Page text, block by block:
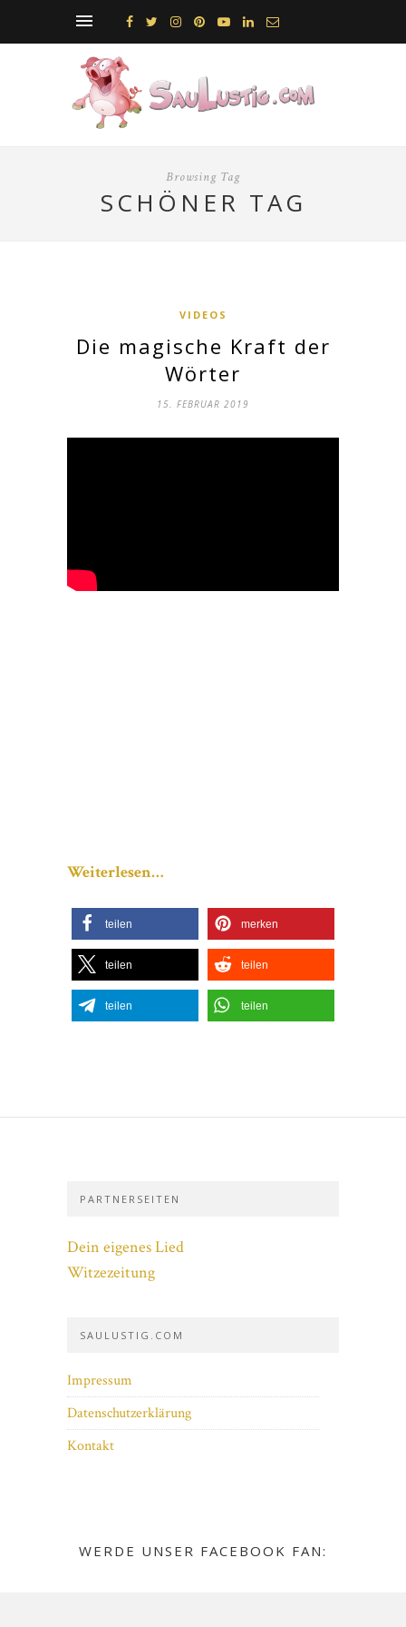
Browsing Tag
SCHÖNER TAG
VIDEOS
Die magische Kraft der
Wörter
15. FEBRUAR 2019
Weiterlesen…
teilen merken
teilen teilen
teilen teilen
PARTNERSEITEN
Dein eigenes Lied
Witzezeitung
SAULUSTIG.COM
Impressum
Datenschutzerklärung
Kontakt
WERDE UNSER FACEBOOK FAN: